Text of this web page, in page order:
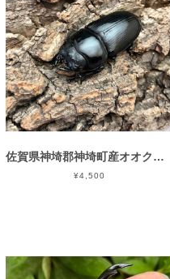
佐賀県神埼郡神埼町産オオクワガタ♀単品CBF1個体 ＃8151-001（49mm）
¥4,500